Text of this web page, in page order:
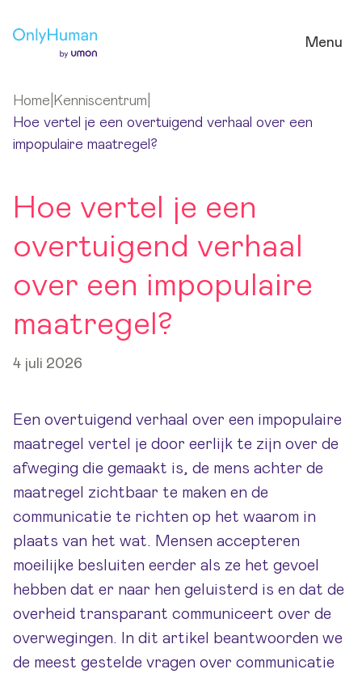
Menu
Home Kenniscentrum
Hoe vertel je een overtuigend verhaal over een
impopulaire maatregel?
Hoe vertel je een
overtuigend verhaal
over een impopulaire
maatregel?
4 juli 2026
Een overtuigend verhaal over een impopulaire
maatregel vertel je door eerlijk te zijn over de
afweging die gemaakt is, de mens achter de
maatregel zichtbaar te maken en de
communicatie te richten op het waarom in
plaats van het wat. Mensen accepteren
moeilijke besluiten eerder als ze het gevoel
hebben dat er naar hen geluisterd is en dat de
overheid transparant communiceert over de
overwegingen. In dit artikel beantwoorden we
de meest gestelde vragen over communicatie